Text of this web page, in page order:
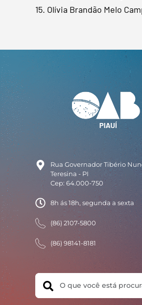
15. Olívia Brandão Melo
Rua Governador Tibério
Teresina - PI
Cep: 64.000-750
8h ás 18h, segunda a sexta
(86) 2107-5800
(86) 98141-8181
Search